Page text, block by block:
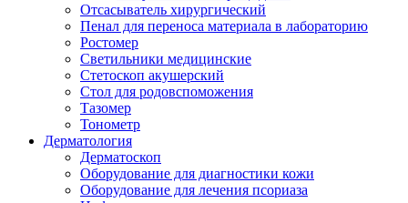
Отсасыватель хирургический
Пенал для переноса материала в лабораторию
Ростомер
Светильники медицинские
Стетоскоп акушерский
Стол для родовспоможения
Тазомер
Тонометр
Дерматология
Дерматоскоп
Оборудование для диагностики кожи
Оборудование для лечения псориаза